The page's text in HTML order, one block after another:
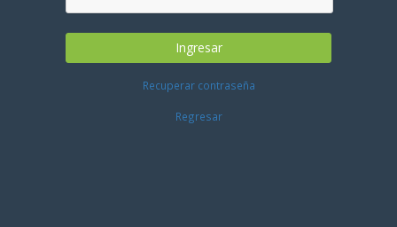
Ingresar
Recuperar contraseña
Regresar